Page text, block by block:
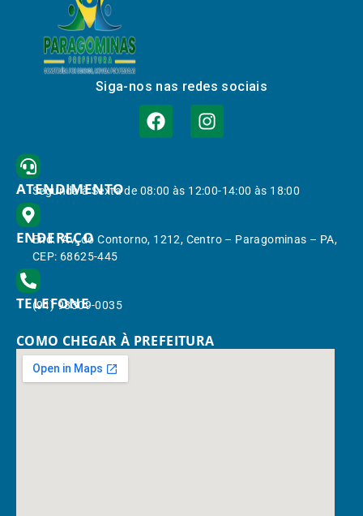
Siga-nos nas redes sociais
ATENDIMENTO
Segunda à Sexta de 08:00 às 12:00-14:00 às 18:00
ENDEREÇO
End.: Av. do Contorno, 1212, Centro – Paragominas – PA,
CEP: 68625-445
TELEFONE
(91) 98309-0035
COMO CHEGAR À PREFEITURA